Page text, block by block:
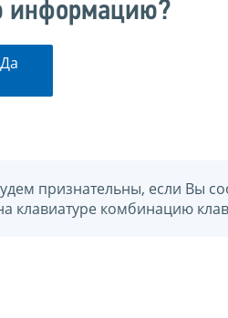
Да
признательны, если Вы
клавиатуре комбинацию